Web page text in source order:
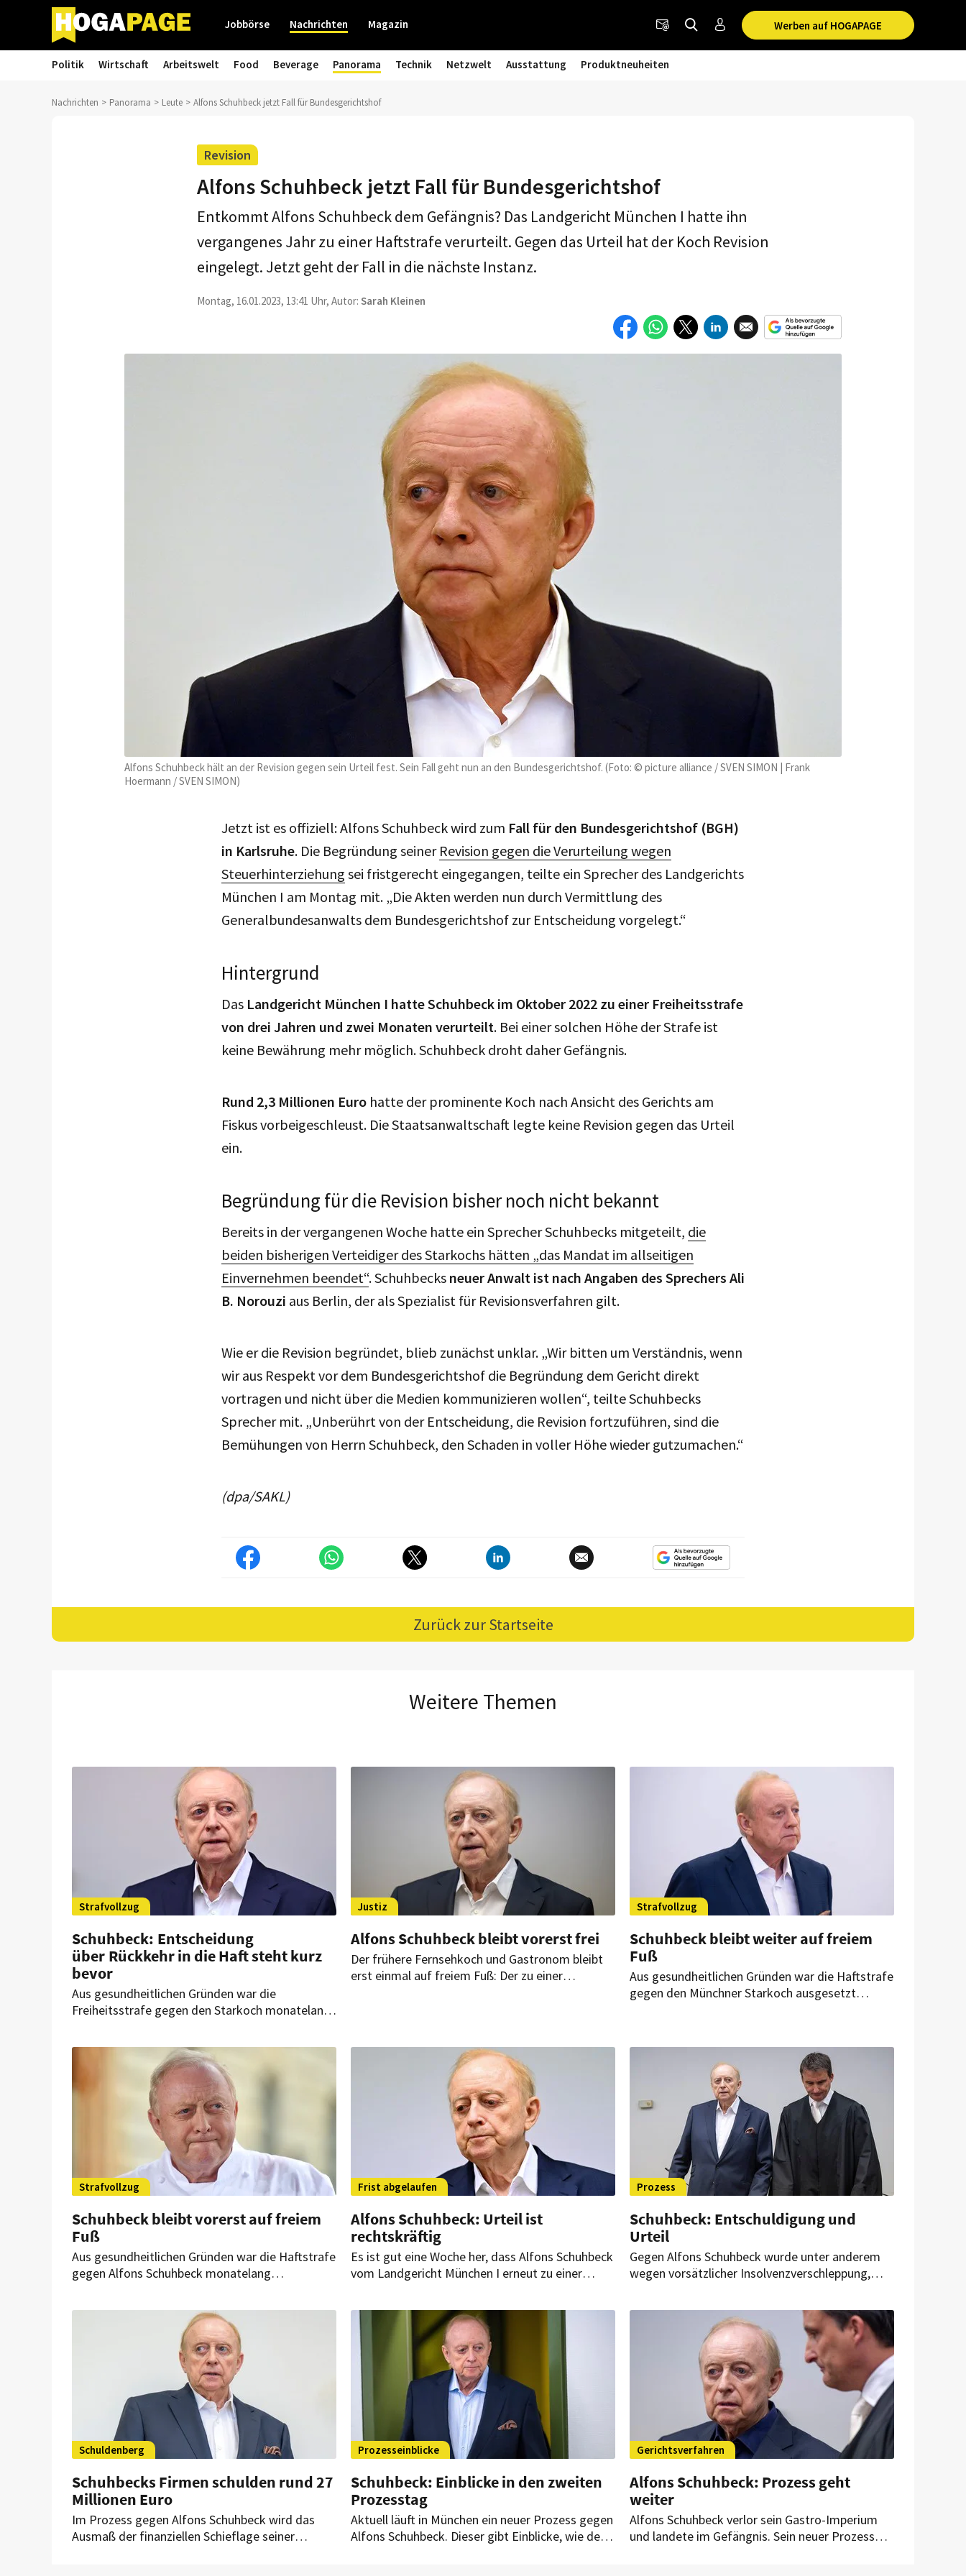
Werben auf HOGAPAGE
Jobbörse Nachrichten Magazin
Politik Wirtschaft Arbeitswelt Food Beverage Panorama Technik Netzwelt Ausstattung Produktneuheiten
Nachrichten Panorama Leute Alfons Schuhbeck jetzt Fall für Bundesgerichtshof
Revision
Alfons Schuhbeck jetzt Fall für Bundesgerichtshof
Alfons Schuhbeck hält an der Revision gegen sein Urteil fest. Sein Fall geht nun an den Bundesgerichtshof. (Foto: © picture alliance / SVEN SIMON | Frank
Hoermann / SVEN SIMON)
Entkommt Alfons Schuhbeck dem Gefängnis? Das Landgericht München I hatte ihn
vergangenes Jahr zu einer Haftstrafe verurteilt. Gegen das Urteil hat der Koch Revision
eingelegt. Jetzt geht der Fall in die nächste Instanz.
Montag, 16.01.2023, 13:41 Uhr, Autor: Sarah Kleinen
Jetzt ist es offiziell: Alfons Schuhbeck wird zum Fall für den Bundesgerichtshof (BGH)
in Karlsruhe. Die Begründung seiner Revision gegen die Verurteilung wegen
Steuerhinterziehung sei fristgerecht eingegangen, teilte ein Sprecher des Landgerichts
München I am Montag mit. „Die Akten werden nun durch Vermittlung des
Generalbundesanwalts dem Bundesgerichtshof zur Entscheidung vorgelegt.“
Hintergrund
Das Landgericht München I hatte Schuhbeck im Oktober 2022 zu einer Freiheitsstrafe
von drei Jahren und zwei Monaten verurteilt. Bei einer solchen Höhe der Strafe ist
keine Bewährung mehr möglich. Schuhbeck droht daher Gefängnis.
Rund 2,3 Millionen Euro hatte der prominente Koch nach Ansicht des Gerichts am
Fiskus vorbeigeschleust. Die Staatsanwaltschaft legte keine Revision gegen das Urteil
ein.
Begründung für die Revision bisher noch nicht bekannt
Bereits in der vergangenen Woche hatte ein Sprecher Schuhbecks mitgeteilt, die
beiden bisherigen Verteidiger des Starkochs hätten „das Mandat im allseitigen
Einvernehmen beendet“. Schuhbecks neuer Anwalt ist nach Angaben des Sprechers Ali
B. Norouzi aus Berlin, der als Spezialist für Revisionsverfahren gilt.
Wie er die Revision begründet, blieb zunächst unklar. „Wir bitten um Verständnis, wenn
wir aus Respekt vor dem Bundesgerichtshof die Begründung dem Gericht direkt
vortragen und nicht über die Medien kommunizieren wollen“, teilte Schuhbecks
Sprecher mit. „Unberührt von der Entscheidung, die Revision fortzuführen, sind die
Bemühungen von Herrn Schuhbeck, den Schaden in voller Höhe wieder gutzumachen.“
(dpa/SAKL)
Zurück zur Startseite
Weitere Themen
Strafvollzug
Schuhbeck: Entscheidung
über Rückkehr in die Haft steht kurz
bevor
Aus gesundheitlichen Gründen war die
Freiheitsstrafe gegen den Starkoch monatelang
entscheiden, ob die Haft fortgesetzt werden
Justiz
Alfons Schuhbeck bleibt vorerst frei
Der frühere Fernsehkoch und Gastronom bleibt
erst einmal auf freiem Fuß: Der zu einer
Strafvollzug
Schuhbeck bleibt weiter auf freiem
Fuß
Aus gesundheitlichen Gründen war die Haftstrafe
gegen den Münchner Starkoch ausgesetzt
Strafvollzug
Schuhbeck bleibt vorerst auf freiem
Fuß
Aus gesundheitlichen Gründen war die Haftstrafe
gegen Alfons Schuhbeck monatelang
Frist abgelaufen
Alfons Schuhbeck: Urteil ist
rechtskräftig
Es ist gut eine Woche her, dass Alfons Schuhbeck
vom Landgericht München I erneut zu einer
Rechtmittel ist jetzt abgelaufen.
Prozess
Schuhbeck: Entschuldigung und
Urteil
Gegen Alfons Schuhbeck wurde unter anderem
wegen vorsätzlicher Insolvenzverschleppung,
Bankrotts verhandelt. Jetzt gibt es ein Urteil.
Schuldenberg
Schuhbecks Firmen schulden rund 27
Millionen Euro
Im Prozess gegen Alfons Schuhbeck wird das
Ausmaß der finanziellen Schieflage seiner
Prozesseinblicke
Schuhbeck: Einblicke in den zweiten
Prozesstag
Aktuell läuft in München ein neuer Prozess gegen
Alfons Schuhbeck. Dieser gibt Einblicke, wie der
Gerichtsverfahren
Alfons Schuhbeck: Prozess geht
weiter
Alfons Schuhbeck verlor sein Gastro-Imperium
und landete im Gefängnis. Sein neuer Prozess